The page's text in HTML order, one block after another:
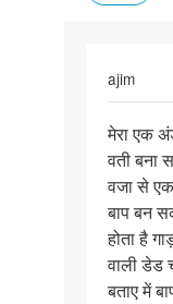
ajim
मेरा
एक
अंडकोष
नई
है
क्या…
मेरा एक
वती बना
वजा से
बाप बन
होता है
वाली डेड
बताए में